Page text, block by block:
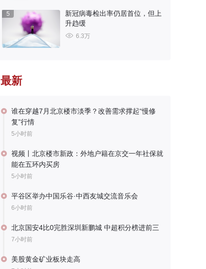
5
新冠病毒检出率仍居首位，但上
升趋缓
6.3万
最新
谁在穿越7月北京楼市淡季？改善需求撑起“慢修
复”行情
5小时前
视频丨北京楼市新政：外地户籍在京交一年社保就
能在五环内买房
5小时前
平谷区举办中国乐谷·中西友城交流音乐会
6小时前
北京国安4比0完胜深圳新鹏城 中超积分榜进前三
7小时前
美股黄金矿业板块走高